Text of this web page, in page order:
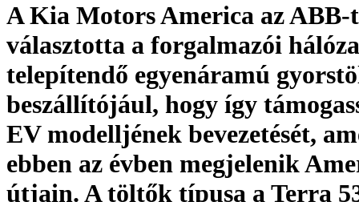
A Kia Motors America az ABB-t
választotta a forgalmazói
telepítendő egyenáramú
beszállítójául, hogy így
EV modelljének bevezetését,
ebben az évben megjelenik
útjain. A töltők típusa a Terra